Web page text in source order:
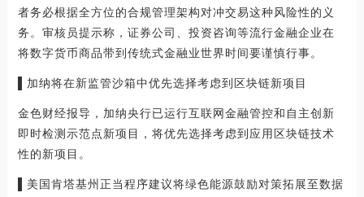
者务必根据全方位的合规管理架构对冲交易这种风险性的义
务。审核员提示称，证券公司、投资咨询等流行金融企业在
将数字货币商品带到传统式金融业世界时间要谨慎行事。
▌加纳将在新监管沙箱中优先选择考虑到区块链新项目
金色财经报导，加纳央行已运行互联网金融管控和自主创新
即时检测示范点新项目，将优先选择考虑到应用区块链技术
性的新项目。
▌美国肯塔基州正当程序建议将绿色能源鼓励对策拓展至数据